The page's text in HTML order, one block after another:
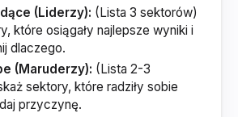
(Liderzy): (Lista 3 sektorów)
które osiągały najlepsze wyniki i
dlaczego.
(Maruderzy): (Lista 2-3
sektory, które radziły sobie
przyczynę.